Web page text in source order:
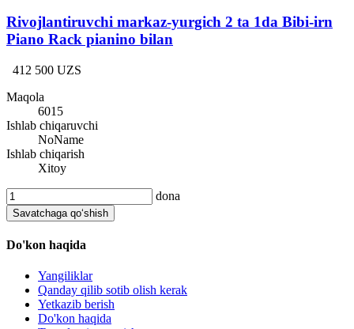
Rivojlantiruvchi markaz-yurgich 2 ta 1da Bibi-irn
Piano Rack pianino bilan
412 500 UZS
Maqola
6015
Ishlab chiqaruvchi
NoName
Ishlab chiqarish
Xitoy
dona
Savatchaga qo‘shish
Do'kon haqida
Yangiliklar
Qanday qilib sotib olish kerak
Yetkazib berish
Do'kon haqida